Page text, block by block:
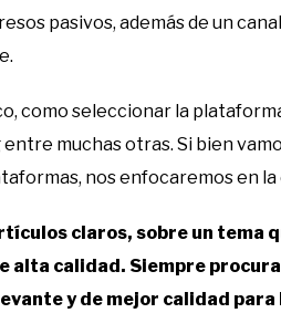
pasivos, además de un
como seleccionar la
muchas otras. Si bien
nos enfocaremos en
claros, sobre un tema
alta calidad. Siempre
y de mejor calidad